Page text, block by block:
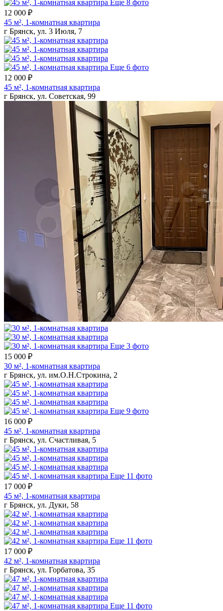
Еще 8 фото
12 000 ₽
45 м², 1-комнатная квартира
г Брянск, ул. 3 Июля, 7
Еще 6 фото
12 000 ₽
45 м², 1-комнатная квартира
г Брянск, ул. Советская, 99
Еще 3 фото
15 000 ₽
30 м², 1-комнатная квартира
г Брянск, ул. им.О.Н.Строкина, 2
Еще 9 фото
16 000 ₽
45 м², 1-комнатная квартира
г Брянск, ул. Счастливая, 5
Еще 11 фото
17 000 ₽
45 м², 1-комнатная квартира
г Брянск, ул. Дуки, 58
Еще 11 фото
17 000 ₽
42 м², 1-комнатная квартира
г Брянск, ул. Горбатова, 35
Еще 11 фото